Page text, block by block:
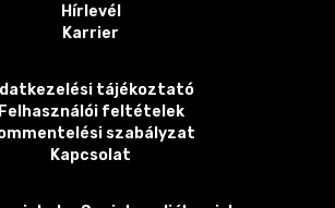
Hírlevél
Karrier
tájékoztató
Felhasználói feltételek
szabályzat
Kapcsolat